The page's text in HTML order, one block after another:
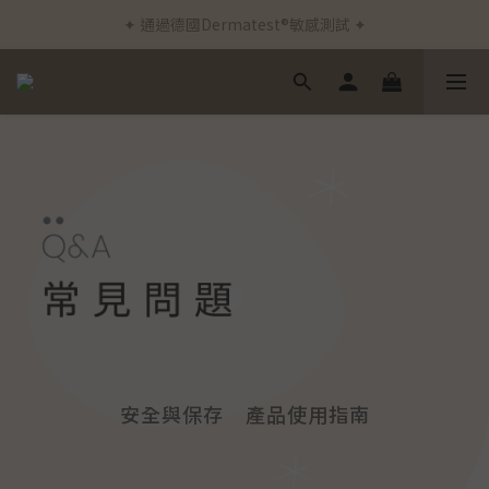
✦ 新客首筆訂單免運費 ✦
✦ 通過德國Dermatest®敏感測試 ✦
✦ 新客首筆訂單免運費 ✦
安全與保存 產品使用指南